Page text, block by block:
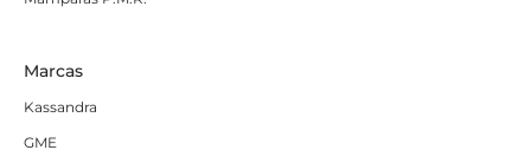
Marcas
Kassandra
GME